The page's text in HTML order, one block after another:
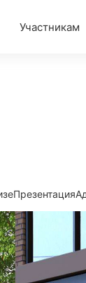
Участникам
Презентация